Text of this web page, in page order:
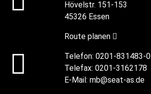
Hövelstr. 151-153
45326 Essen
Route planen
Telefon: 0201-831483-0
Telefax: 0201-3162178
E-Mail: mb@seat-as.de